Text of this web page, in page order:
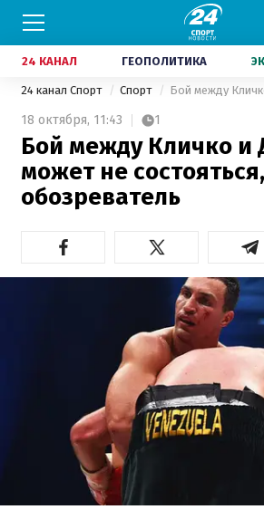
24 КАНАЛ ГЕОПОЛИТИКА
24 канал Спорт Спорт
18 октября, 11:43 1
Бой между Кличко и
может не
обозреватель